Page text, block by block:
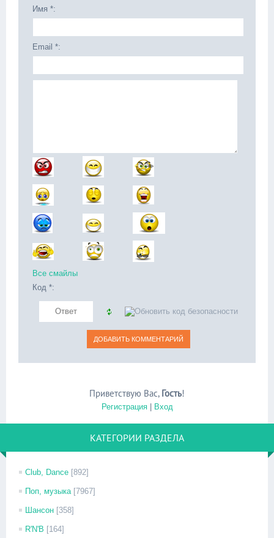
Имя *:
Email *:
Все смайлы
Код *:
Приветствую Вас, Гость!
Регистрация| Вход
КАТЕГОРИИ РАЗДЕЛА
Club, Dance [892]
Поп, музыка [7967]
Шансон [358]
R'N'B [164]